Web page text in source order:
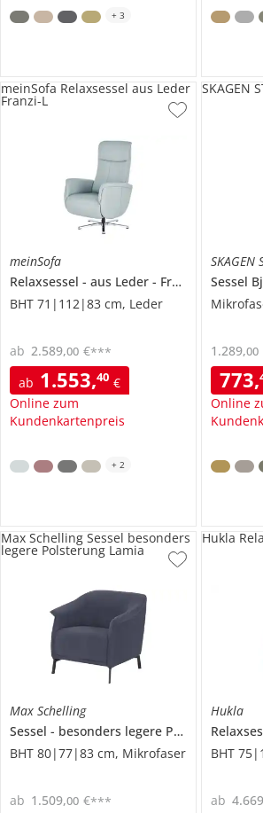
+ 3
meinSofa
Relaxsessel
aus Leder
Franzi-L
BHT 71|112|83 cm, Leder
ab 1.553,40 €
Online zum
Kundenkartenpreis
ab 2.589,00 €***
meinSofa Relaxsessel aus Leder
Franzi-L
+ 2
SKAGEN
Sessel
773,
Online
1.289,00
SKAGEN
Max Schelling
Sessel
besonders legere Polsterung
BHT 80|77|83 cm, Mikrofaser
ab 1.509,00 €***
Max Schelling Sessel besonders
legere Polsterung Lamia
Hukla
ab 4.669
Hukla